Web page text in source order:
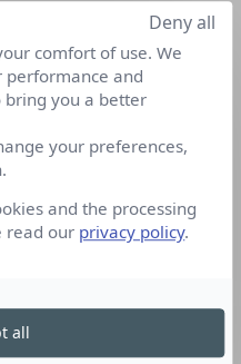
valeurs et nous
des défenseurs du
la paille dans l’œil
naturel).
prendre une erreur
et comme
prises de position
votre entreprise) aux
(diffamation,
comfort of use. We
performance and
bring you a better
your preferences,
and the processing
read our privacy policy.
Deny all
all